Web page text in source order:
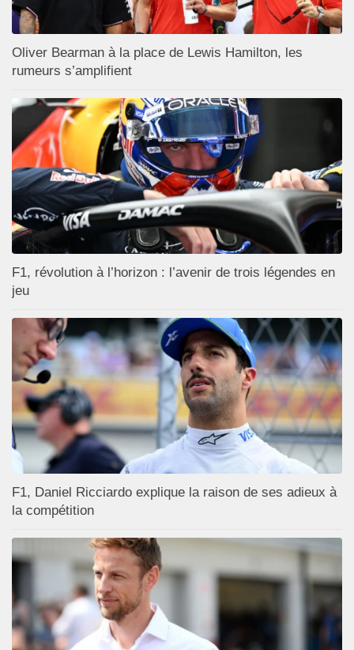
Oliver Bearman à la place de Lewis Hamilton, les
rumeurs s’amplifient
F1, révolution à l’horizon : l’avenir de trois légendes en
jeu
F1, Daniel Ricciardo explique la raison de ses adieux à
la compétition